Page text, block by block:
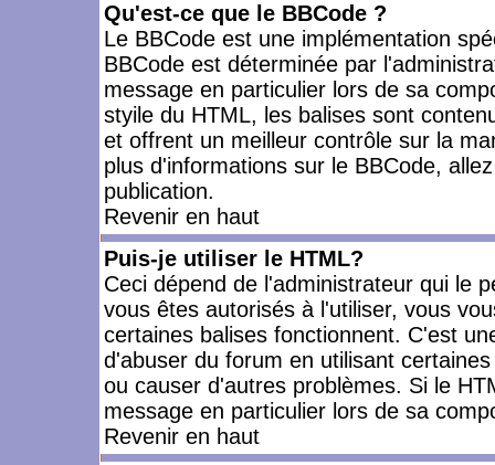
Qu'est-ce que le BBCode ?
Le BBCode est une implémentation
BBCode est déterminée par
message en particulier lors de sa
styile du HTML, les balises sont
et offrent un meilleur contrôle sur la
plus d'informations sur le BBCode,
publication.
Revenir en haut
Puis-je utiliser le HTML?
Ceci dépend de l'administrateur qui le
vous êtes autorisés à l'utiliser, vous
certaines balises fonctionnent. C'est
d'abuser du forum en utilisant
ou causer d'autres problèmes. Si le
message en particulier lors de sa
Revenir en haut